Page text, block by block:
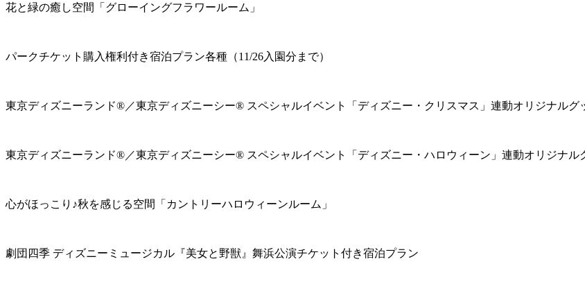
花と緑の癒し空間「グローイングフラワールーム」
パークチケット購入権利付き宿泊プラン各種（11/26入園分まで）
東京ディズニーランド®／東京ディズニーシー® スペシャルイベント「ディズニー・クリスマス」連動オリジナルグ
東京ディズニーランド®／東京ディズニーシー® スペシャルイベント「ディズニー・ハロウィーン」連動オリジナル
心がほっこり♪秋を感じる空間「カントリーハロウィーンルーム」
劇団四季 ディズニーミュージカル『美女と野獣』舞浜公演チケット付き宿泊プラン